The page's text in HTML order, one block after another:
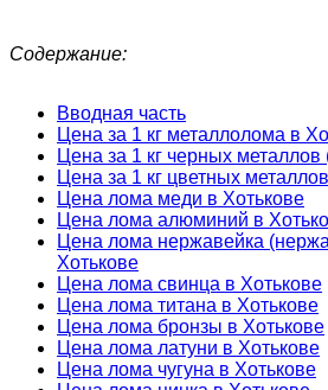
Содержание:
Вводная часть
Цена за 1 кг металлолома в
Цена за 1 кг черных
Цена за 1 кг цветных
Цена лома меди в Хотькове
Цена лома алюминий в
Цена лома нержавейка
Хотькове
Цена лома свинца в Хотькове
Цена лома титана в Хотькове
Цена лома бронзы в Хотькове
Цена лома латуни в Хотькове
Цена лома чугуна в Хотькове